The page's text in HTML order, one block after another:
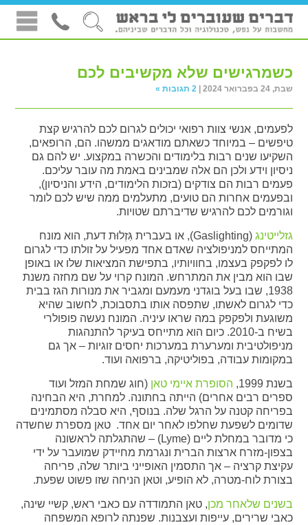
כשמרגישים שלא מקשיבים לכם
שבת, 24 בפברואר 2024 | 2 תגובות »
לפעמים, אנשי צוות רפואי יכולים לגרום לכם להרגיש קצת
טיפשים – במיוחד כשאתם מודאגים ממשהו. הם, הרופאים,
השקיעו שנים רבות בלימודים והכשרה במקצוע. יש להם גם
ניסיון וידע ולכן הם אלה שמבינים באמת מה עובר עליכם.
פעמים רבות הם צודקים (בזכות הלימודים, הידע והניסיון),
ובפעמים אחרות הם טועים, מתעלמים ממה שיש לכם לומר
וגורמים לכם להרגיש שדיברתם שטויות.
גזלייטינג
(Gaslighting), או בעברית גִּזְלוּת דעת, הוא מונח
המתייחס למניפולציה שאדם אחד מפעיל על זולתו כדי לגרום
לו לפקפק בעצמו, בחוויותיו, בתפישת המציאות שלו או באופן
שבו הוא מבין את המתרחש. המונח קרוי על שם מחזה משנת
1938, שבו בעל בוגדני מעמעם ומגביר את מנורות הגז בבית
כדי לגרום לאשתו, שתפסה אותו בתסבוכת, לחשוב שהיא
משוגעת ולפקפק במה שראו עיניה. המונח נעשה פופולרי
בשיח ב-2010. כיום הוא מתייחס בעיקר להתנהגות
מניפולטיבית ומערערת במערכות יחסים זוגיות – אך גם
במקומות עבודה, בפוליטיקה, ברפואה ועוד.
בשנת 1999, הסופרת איימי טאן (חוג שמחת המזל ועוד
ספרים רבים אחרים) הייתה בחתונה. למחרת, היא הבחינה
בפריחה קטנה על הרגל שלה. בנוסף, היא סבלה מסתמינים
שדומים לשפעת שחלפו לאחר יום אחד. טאן מספרת שחשדה
כי מדובר במחלת ליים (Lyme) – שהתגלתה לראשונה
בצפון-מזרח ארצות הברית ונגרמת מחיידק שמועבר על ידי
עקיצת קרציה – אך התסמין האופייני ביותר שלה, פריחה
בצורת לוח-מטרה, לא הופיע, וטאן הניחה שזו פשוט שפעת.
בשנים שלאחר מכן, טאן התמודדה עם כאבי ראש, קשיי שינה,
כאבי שרירים, עייפות ועצבנות. שפנתה לרופא המשפחה